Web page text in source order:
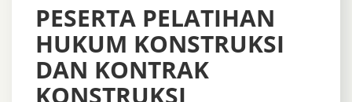
PESERTA PELATIHAN
HUKUM KONSTRUKSI
DAN KONTRAK
KONSTRUKSI